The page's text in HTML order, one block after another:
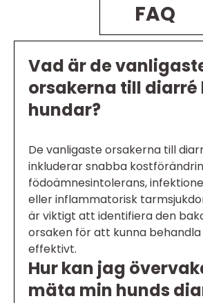
FAQ
Vad är de
orsakerna till diarré
hundar?
De vanligaste orsakerna till
inkluderar snabba
födoämnesintolerans,
eller inflammatorisk
är viktigt att identifiera den
orsaken för att kunna
effektivt.
Hur kan jag
mäta min hunds